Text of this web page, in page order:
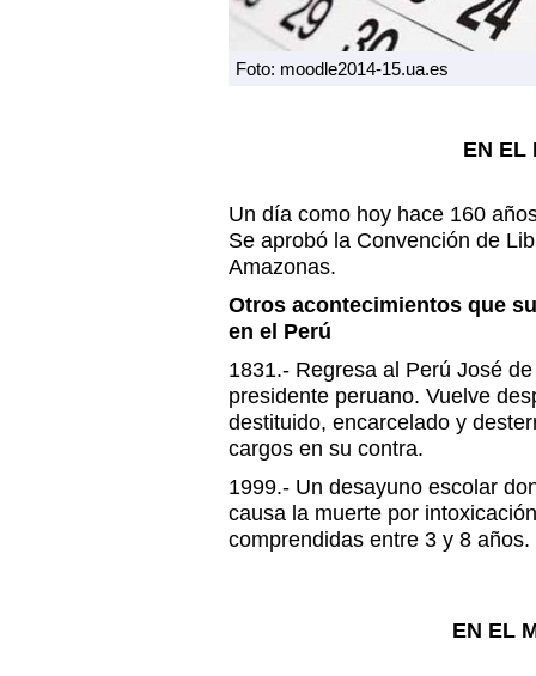
Foto: moodle2014-15.ua.es
EN EL
Un día como hoy hace 160
Se aprobó la Convención de
Amazonas.
Otros acontecimientos que
en el Perú
1831.- Regresa al Perú José
presidente peruano. Vuelve
destituido, encarcelado y
cargos en su contra.
1999.- Un desayuno escolar
causa la muerte por
comprendidas entre 3 y 8 años.
EN EL